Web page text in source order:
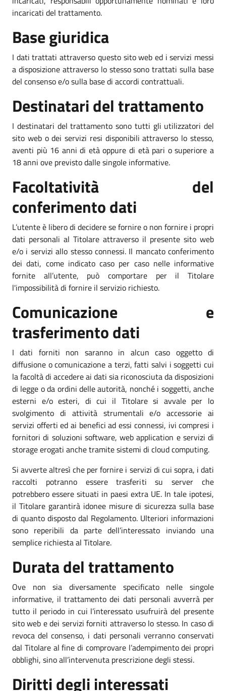
incaricati del trattamento.
Base giuridica
I dati trattati attraverso questo sito web ed i servizi messi
a disposizione attraverso lo stesso sono trattati sulla base
del consenso e/o sulla base di accordi contrattuali.
Destinatari del trattamento
I destinatari del trattamento sono tutti gli utilizzatori del
sito web o dei servizi resi disponibili attraverso lo stesso,
aventi più 16 anni di età oppure di età pari o superiore a
18 anni ove previsto dalle singole informative.
Facoltatività del
conferimento dati
L’utente è libero di decidere se fornire o non fornire i propri
dati personali al Titolare attraverso il presente sito web
e/o i servizi allo stesso connessi. Il mancato conferimento
dei dati, come indicato caso per caso nelle informative
fornite all’utente, può comportare per il Titolare
l'impossibilità di fornire il servizio richiesto.
Comunicazione e
trasferimento dati
I dati forniti non saranno in alcun caso oggetto di
diffusione o comunicazione a terzi, fatti salvi i soggetti cui
la facoltà di accedere ai dati sia riconosciuta da disposizioni
di legge o da ordini delle autorità, nonché i soggetti, anche
esterni e/o esteri, di cui il Titolare si avvale per lo
svolgimento di attività strumentali e/o accessorie ai
servizi offerti ed ai benefici ad essi connessi, ivi compresi i
fornitori di soluzioni software, web application e servizi di
storage erogati anche tramite sistemi di cloud computing.
Si avverte altresì che per fornire i servizi di cui sopra, i dati
raccolti potranno essere trasferiti su server che
potrebbero essere situati in paesi extra UE. In tale ipotesi,
il Titolare garantirà idonee misure di sicurezza sulla base
di quanto disposto dal Regolamento. Ulteriori informazioni
sono reperibili da parte dell’interessato inviando una
semplice richiesta al Titolare.
Durata del trattamento
Ove non sia diversamente specificato nelle singole
informative, il trattamento dei dati personali avverrà per
tutto il periodo in cui l’interessato usufruirà del presente
sito web e dei servizi forniti attraverso lo stesso. In caso di
revoca del consenso, i dati personali verranno conservati
dal Titolare al fine di comprovare l’adempimento dei propri
obblighi, sino all’intervenuta prescrizione degli stessi.
Diritti degli interessati